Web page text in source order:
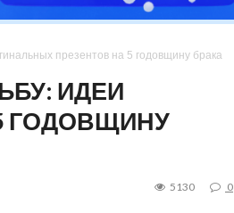
презентов на 5 годовщину брака
ИДЕИ
ГОДОВЩИНУ
5130 0